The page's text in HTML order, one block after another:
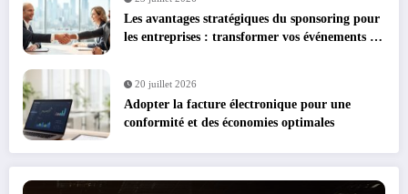
Les avantages stratégiques du sponsoring pour
les entreprises : transformer vos événements en
20 juillet 2026
Adopter la facture électronique pour une
conformité et des économies optimales